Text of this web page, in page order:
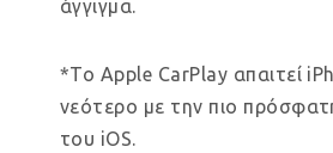
άγγιγμα.
*Το Apple CarPlay απαιτεί
νεότερο με την πιο
του iOS.